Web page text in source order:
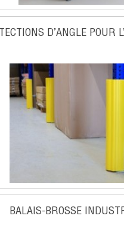
D’ANGLE POUR
BALAIS-BROSSE